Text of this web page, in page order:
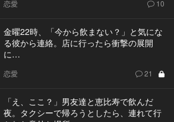
恋愛 10
金曜22時、「今から飲まない？」と気にな
る彼から連絡。店に行ったら衝撃の展開
に…
恋愛 21
「え、ここ？」男友達と恵比寿で飲んだ
夜。タクシーで帰ろうとしたら、連れて行